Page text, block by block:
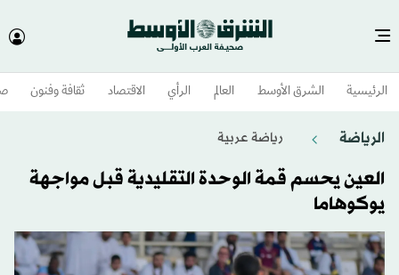
الرئيسية الشرق الأوسط​ العالم الرأي الاقتصاد ثقافة وفنون
الرياضة رياضة عربية
العين يحسم قمة الوحدة التقليدية قبل مواجهة
يوكوهاما